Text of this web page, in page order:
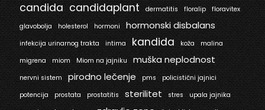
candida candidaplant dermatitis floralip
floravitex
glavobolja
holesterol hormoni hormonski disbalans
infekcija urinarnog trakta intima kandida koža
malina
migrena
miom Miom na jajniku muška neplodnost
nervni sistem pirodno lečenje pms
policistični jajnici
potencija
prostata prostatitis sterilitet stres
upala jajnika